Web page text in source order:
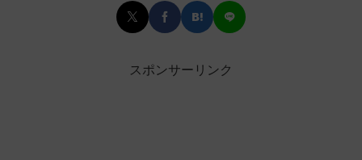
スポンサーリンク